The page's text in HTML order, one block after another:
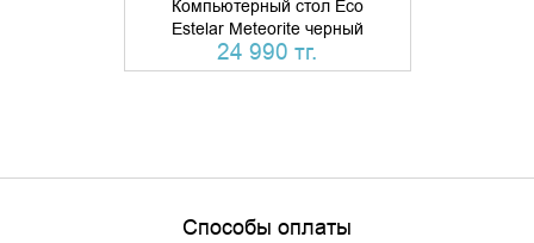
Компьютерный стол Eco
Estelar Meteorite черный
24 990 тг.
Способы оплаты